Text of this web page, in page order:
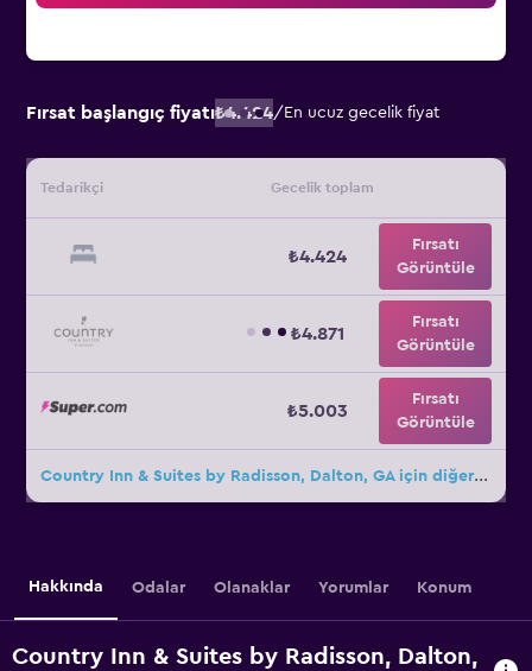
Fırsat başlangıç fiyatı₺4.424/ En ucuz gecelik fiyat
Tedarikçi Gecelik toplam
₺4.424
Fırsatı
Görüntüle
₺4.871
Fırsatı
Görüntüle
₺5.003
Fırsatı
Görüntüle
Country Inn & Suites by Radisson, Dalton, GA için diğer 23fırsat
Hakkında Odalar Olanaklar Yorumlar Konum
Country Inn & Suites by Radisson, Dalton,